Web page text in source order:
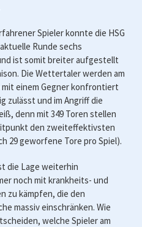
Spieler konnte die HSG
Runde sechs
ist somit breiter aufgestellt
Die Wettertaler werden am
einem Gegner konfrontiert
zulässt und im Angriff die
denn mit 349 Toren stellen
den zweiteffektivsten
29 geworfene Tore pro Spiel).
die Lage weiterhin
noch mit krankheits- und
zu kämpfen, die den
massiv einschränken. Wie
welche Spieler am